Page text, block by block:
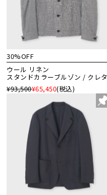
30%OFF
ウール リネン
スタンドカラーブルゾン / クレタ
¥93,500¥65,450(税込)